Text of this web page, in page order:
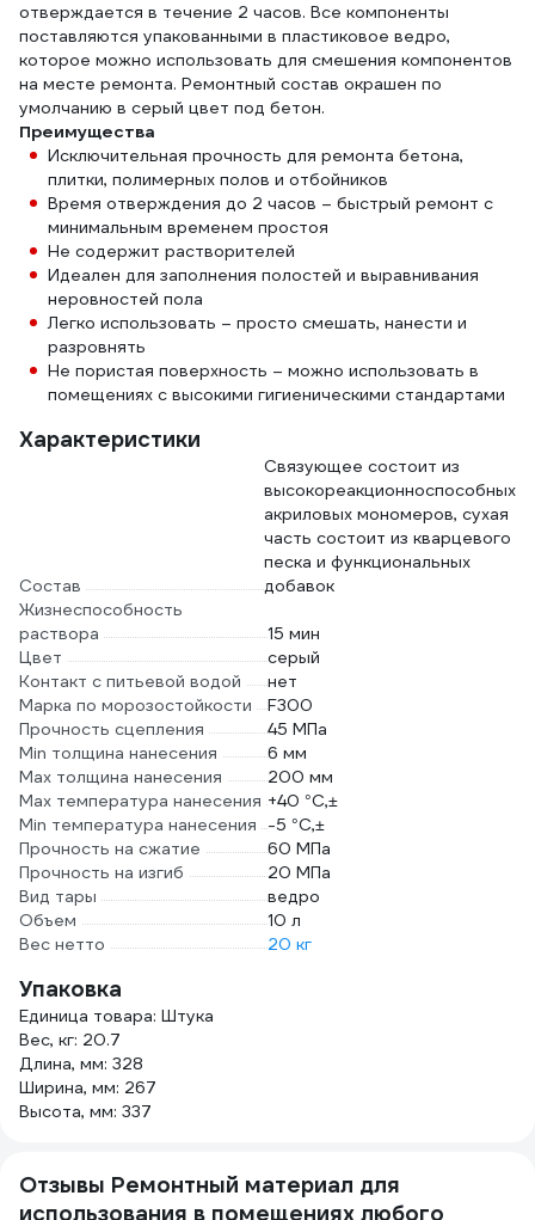
отверждается в течение 2 часов. Все компоненты
поставляются упакованными в пластиковое ведро,
которое можно использовать для смешения компонентов
на месте ремонта. Ремонтный состав окрашен по
умолчанию в серый цвет под бетон.
Преимущества
Исключительная прочность для ремонта бетона,
плитки, полимерных полов и отбойников
Время отверждения до 2 часов – быстрый ремонт с
минимальным временем простоя
Не содержит растворителей
Идеален для заполнения полостей и выравнивания
неровностей пола
Легко использовать – просто смешать, нанести и
разровнять
Не пористая поверхность – можно использовать в
помещениях с высокими гигиеническими стандартами
Характеристики
Состав
Связующее состоит из
высокореакционноспособных
акриловых мономеров, сухая
часть состоит из кварцевого
песка и функциональных
добавок
Жизнеспособность
раствора
15 мин
Цвет
серый
Контакт с питьевой водой
нет
Марка по морозостойкости
F300
Прочность сцепления
45 МПа
Min толщина нанесения
6 мм
Max толщина нанесения
200 мм
Max температура нанесения +40 °C,±
Min температура нанесения
-5 °C,±
Прочность на сжатие
60 МПа
Прочность на изгиб
20 МПа
Вид тары
ведро
Объем
10 л
Вес нетто
20 кг
Упаковка
Единица товара: Штука
Вес, кг: 20.7
Длина, мм: 328
Ширина, мм: 267
Высота, мм: 337
Отзывы Ремонтный материал для
использования в помещениях любого